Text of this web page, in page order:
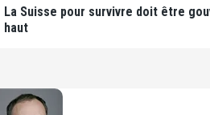
La Suisse pour survivre doit être
haut